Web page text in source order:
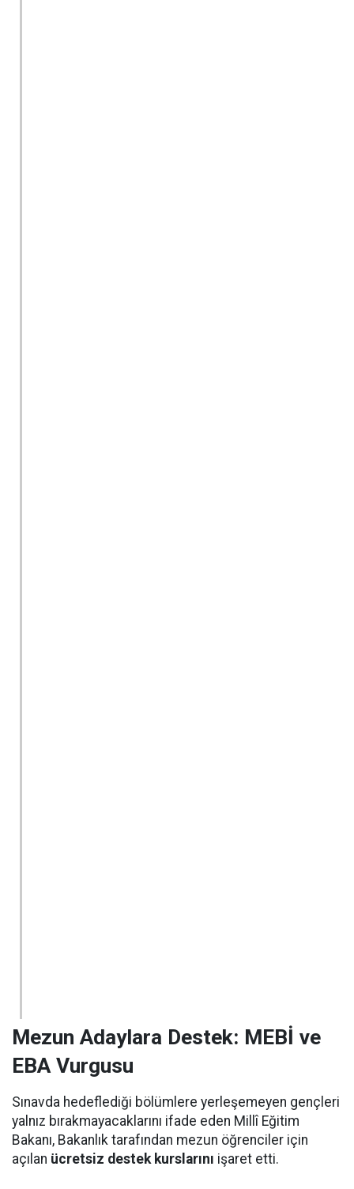
Mezun Adaylara Destek: MEBİ ve
EBA Vurgusu
Sınavda hedeflediği bölümlere yerleşemeyen gençleri
yalnız bırakmayacaklarını ifade eden Millî Eğitim
Bakanı, Bakanlık tarafından mezun öğrenciler için
açılan ücretsiz destek kurslarını işaret etti.